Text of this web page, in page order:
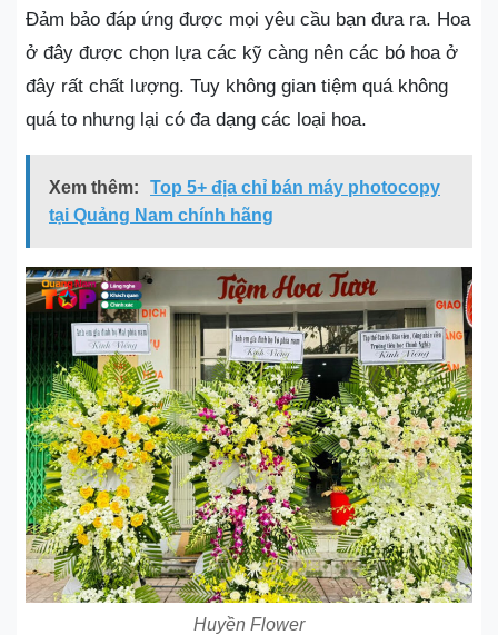
Đảm bảo đáp ứng được mọi yêu cầu bạn đưa ra. Hoa
ở đây được chọn lựa các kỹ càng nên các bó hoa ở
đây rất chất lượng. Tuy không gian tiệm quá không
quá to nhưng lại có đa dạng các loại hoa.
Xem thêm:
Top 5+ địa chỉ bán máy photocopy
tại Quảng Nam chính hãng
Huyền Flower